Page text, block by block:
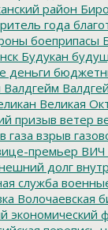
район
года
боеприпасы
Будукан
деньги
Валдгейм
Великая
призыв ветер
газа взрыв
премьер ВИЧ
долг
служба
Волочаевская
экономический